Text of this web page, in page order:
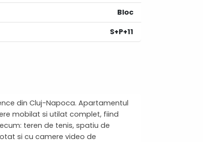
Bloc
S+P+11
din Cluj-Napoca. Apartamentul
mobilat si utilat complet, fiind
teren de tenis, spatiu de
si cu camere video de